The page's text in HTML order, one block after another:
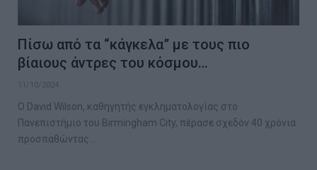
Πίσω από τα “κάγκελα” με τους πιο
βίαιους άντρες του κόσμου…
11/10/2024
Ο David Wilson, καθηγητής εγκληματολογίας στο
Πανεπιστήμιο του Birmingham City, πέρασε σχεδόν 40 χρόνια
προσπαθώντας…